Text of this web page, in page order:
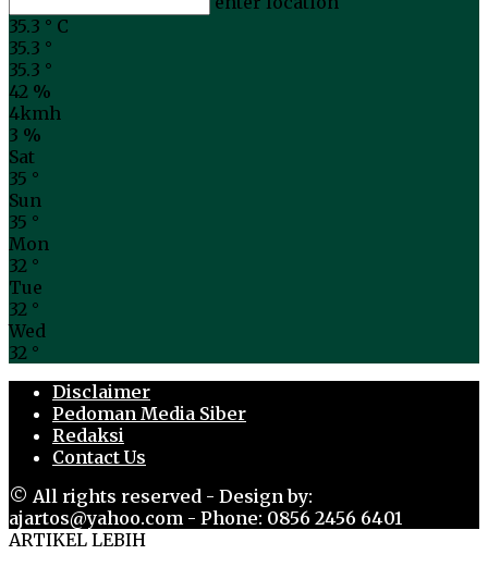
35.3 ° C
35.3 °
35.3 °
42 %
4kmh
3 %
Sat
35 °
Sun
35 °
Mon
32 °
Tue
32 °
Wed
32 °
Disclaimer
Pedoman Media Siber
Redaksi
Contact Us
© All rights reserved - Design by:
ajartos@yahoo.com - Phone: 0856 2456 6401
ARTIKEL LEBIH